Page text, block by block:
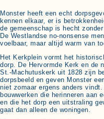
Monster heeft een echt
kennen elkaar, er is
de gemeenschap is hecht
De Westlandse no-nonsense
voelbaar, maar altijd warm van
Het Kerkplein vormt het
dorp. De Hervormde Kerk en de
St.-Machutuskerk uit 1828 zijn
dorpsbeeld en geven Monster
niet zomaar ergens anders
bouwwerken die herinneren aan
en die het dorp een uitstraling
gaat dan alleen de woningen.